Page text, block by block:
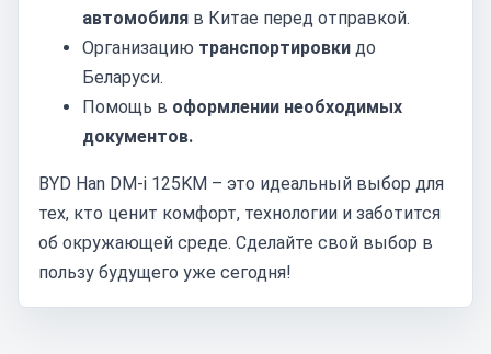
автомобиля в Китае перед отправкой.
Организацию транспортировки до
Беларуси.
Помощь в оформлении необходимых
документов.
BYD Han DM-i 125KM – это идеальный выбор для
тех, кто ценит комфорт, технологии и заботится
об окружающей среде. Сделайте свой выбор в
пользу будущего уже сегодня!